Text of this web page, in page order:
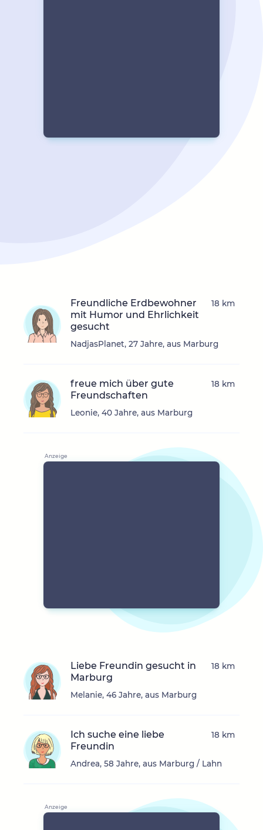
Freundliche Erdbewohner
mit Humor und Ehrlichkeit
gesucht
NadjasPlanet, 27 Jahre, aus Marburg
18 km
freue mich über gute
Freundschaften
Leonie, 40 Jahre, aus Marburg
18 km
Liebe Freundin gesucht in
Marburg
Melanie, 46 Jahre, aus Marburg
18 km
Ich suche eine liebe
Freundin
Andrea, 58 Jahre, aus Marburg / Lahn
18 km